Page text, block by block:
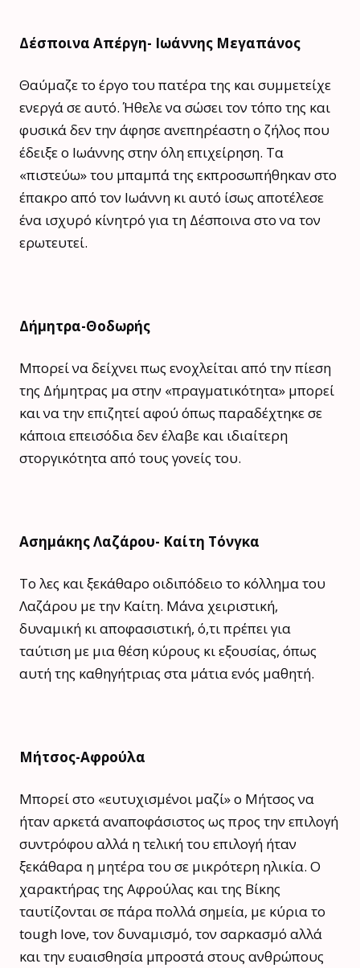
Δέσποινα Απέργη- Ιωάννης Μεγαπάνος
Θαύμαζε το έργο του πατέρα της και συμμετείχε
ενεργά σε αυτό. Ήθελε να σώσει τον τόπο της και
φυσικά δεν την άφησε ανεπηρέαστη ο ζήλος που
έδειξε ο Ιωάννης στην όλη επιχείρηση. Τα
«πιστεύω» του μπαμπά της εκπροσωπήθηκαν στο
έπακρο από τον Ιωάννη κι αυτό ίσως αποτέλεσε
ένα ισχυρό κίνητρό για τη Δέσποινα στο να τον
ερωτευτεί.
Δήμητρα-Θοδωρής
Μπορεί να δείχνει πως ενοχλείται από την πίεση
της Δήμητρας μα στην «πραγματικότητα» μπορεί
και να την επιζητεί αφού όπως παραδέχτηκε σε
κάποια επεισόδια δεν έλαβε και ιδιαίτερη
στοργικότητα από τους γονείς του.
Ασημάκης Λαζάρου- Καίτη Τόνγκα
Το λες και ξεκάθαρο οιδιπόδειο το κόλλημα του
Λαζάρου με την Καίτη. Μάνα χειριστική,
δυναμική κι αποφασιστική, ό,τι πρέπει για
ταύτιση με μια θέση κύρους κι εξουσίας, όπως
αυτή της καθηγήτριας στα μάτια ενός μαθητή.
Μήτσος-Αφρούλα
Μπορεί στο «ευτυχισμένοι μαζί» ο Μήτσος να
ήταν αρκετά αναποφάσιστος ως προς την επιλογή
συντρόφου αλλά η τελική του επιλογή ήταν
ξεκάθαρα η μητέρα του σε μικρότερη ηλικία. Ο
χαρακτήρας της Αφρούλας και της Βίκης
ταυτίζονται σε πάρα πολλά σημεία, με κύρια το
tough love, τον δυναμισμό, τον σαρκασμό αλλά
και την ευαισθησία μπροστά στους ανθρώπους